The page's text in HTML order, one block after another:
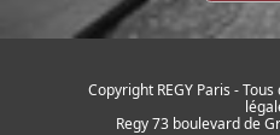
Copyright REGY Paris -
Regy 73 boulevard de